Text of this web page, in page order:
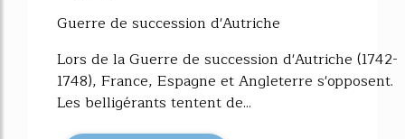
Guerre de succession d'Autriche
Lors de la Guerre de succession d'Autriche (1742-
1748), France, Espagne et Angleterre s'opposent.
Les belligérants tentent de...